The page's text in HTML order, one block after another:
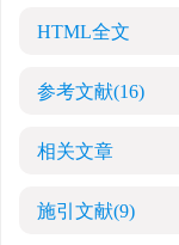
HTML全文
参考文献(16)
相关文章
施引文献(9)